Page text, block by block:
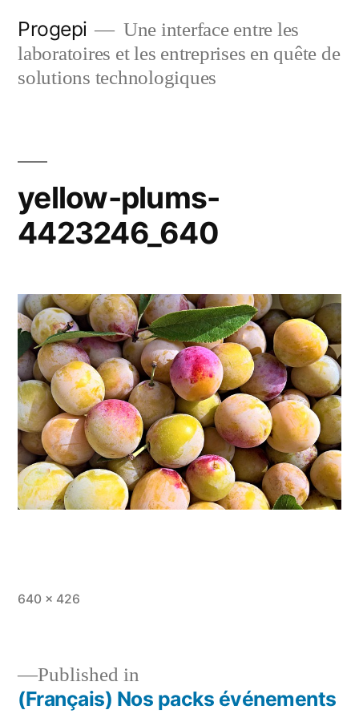
content
Progepi
Une interface entre les
laboratoires et les entreprises en quête de
solutions technologiques
yellow-plums-
4423246_640
Full
640 × 426
Published in
(Français) Nos packs événements